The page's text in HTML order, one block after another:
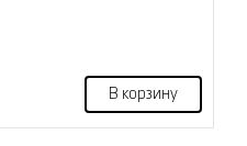
В корзину